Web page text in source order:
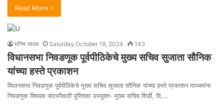
Read More »
मनिष जाधव Saturday,October 19, 2024 143
विधानसभा निवडणूक पूर्वपीठिकेचे मुख्य सचिव सुजाता सौनिक
यांच्या हस्ते प्रकाशन
विधानसभा निवडणूक पूर्वपीठिकेचे मुख्य सचिव सुजाता सौनिक यांच्या हस्ते प्रकाशन माध्यमांना
निवडणूक विषयक संदर्भांसाठी पुस्तिका उपयुक्त- मुख्य सचिव शिर्डी, दि.…